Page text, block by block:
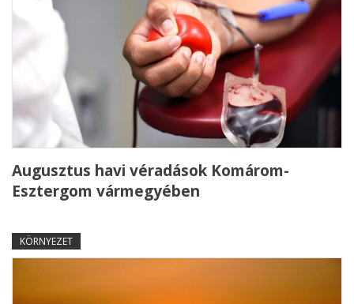
Augusztus havi véradások Komárom-
Esztergom vármegyében
KÖRNYEZET